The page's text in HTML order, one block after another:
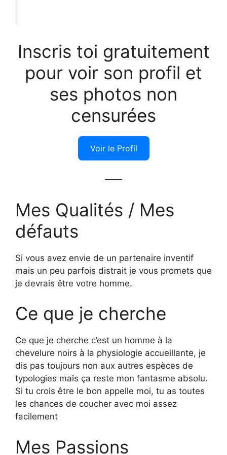
Inscris toi gratuitement
pour voir son profil et
ses photos non
censurées
Voir le Profil
——
Mes Qualités / Mes
défauts
Si vous avez envie de un partenaire inventif
mais un peu parfois distrait je vous promets que
je devrais être votre homme.
Ce que je cherche
Ce que je cherche c’est un homme à la
chevelure noirs à la physiologie accueillante, je
dis pas toujours non aux autres espèces de
typologies mais ça reste mon fantasme absolu.
Si tu crois être le bon appelle moi, tu as toutes
les chances de coucher avec moi assez
facilement
Mes Passions